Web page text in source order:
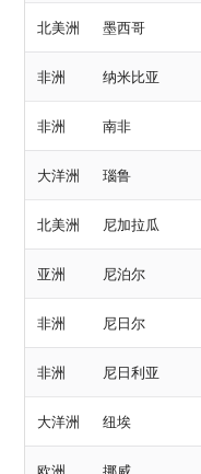
北美洲 墨西哥
非洲 纳米比亚
非洲 南非
大洋洲 瑙鲁
北美洲 尼加拉瓜
亚洲 尼泊尔
非洲 尼日尔
非洲 尼日利亚
大洋洲 纽埃
欧洲 挪威